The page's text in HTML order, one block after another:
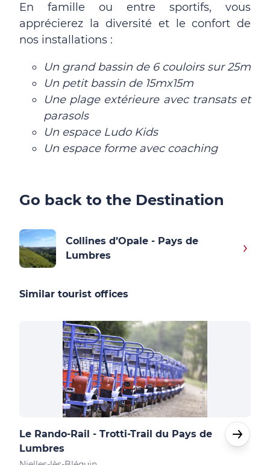
En famille ou entre sportifs, vous
apprécierez la diversité et le confort de
nos installations :
Un grand bassin de 6 couloirs sur 25m
Un petit bassin de 15mx15m
Une plage extérieure avec transats et
parasols
Un espace Ludo Kids
Un espace forme avec coaching
Go back to the Destination
Collines d’Opale - Pays de
Lumbres
Similar tourist offices
Le Rando-Rail - Trotti-Trail du Pays de
Lumbres